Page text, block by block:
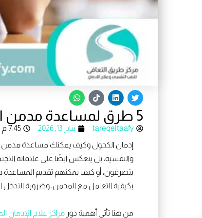
T
w
i
e
L
i
n
e
d
n
T
i
k
o
k
W
h
a
s
a
p
5 طرق لمساعدة مدمن الكحول نفسيًا وسلوكيًا | إدمان الكحول
tareqeltaafy يناير 13, 2026
7:45 م
إدمان الكحول وكيف يمكنك مساعدة مدمن
والنفسية، بل ينعكس أيضًا على علاقاته
يتصرفون، أو كيف يمكنهم تقديم المساعدة
بكيفية التعامل مع المدمن، وضرورة
من هنا تأتي أهمية دورمراكز علاج الإدمان